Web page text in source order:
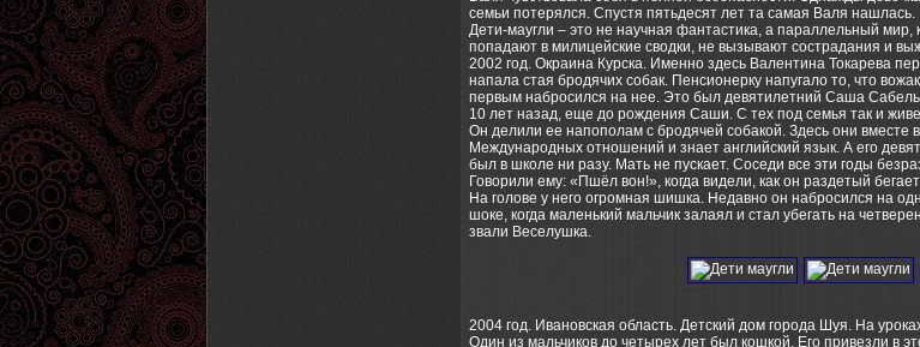
семьи потерялся. Спустя пятьдесят лет та самая Валя нашлась.
Дети-маугли – это не научная фантастика, а параллельный
попадают в милицейские сводки, не вызывают сострадания и
2002 год. Окраина Курска. Именно здесь Валентина Токарева
напала стая бродячих собак. Пенсионерку напугало то, что
первым набросился на нее. Это был девятилетний Саша
10 лет назад, еще до рождения Саши. С тех под семья так и
Он делили ее напополам с бродячей собакой. Здесь они вместе
Международных отношений и знает английский язык. А его
был в школе ни разу. Мать не пускает. Соседи все эти годы
Говорили ему: «Пшёл вон!», когда видели, как он раздетый
На голове у него огромная шишка. Недавно он набросился на
шоке, когда маленький мальчик залаял и стал убегать на
звали Веселушка.
2004 год. Ивановская область. Детский дом города Шуя. На
Один из мальчиков до четырех лет был кошкой. Его привезли в